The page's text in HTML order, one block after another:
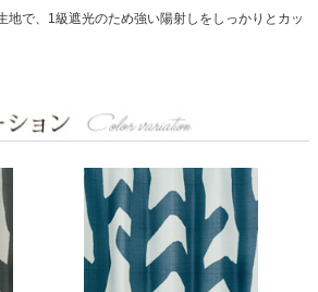
地で、1級遮光のため強い陽射しをしっかりとカッ